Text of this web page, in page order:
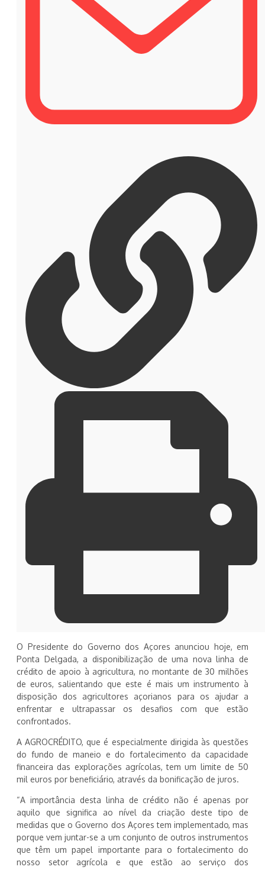
O Presidente do Governo dos Açores anunciou hoje, em
Ponta Delgada, a disponibilização de uma nova linha de
crédito de apoio à agricultura, no montante de 30 milhões
de euros, salientando que este é mais um instrumento à
disposição dos agricultores açorianos para os ajudar a
enfrentar e ultrapassar os desafios com que estão
confrontados.
A AGROCRÉDITO, que é especialmente dirigida às questões
do fundo de maneio e do fortalecimento da capacidade
financeira das explorações agrícolas, tem um limite de 50
mil euros por beneficiário, através da bonificação de juros.
“A importância desta linha de crédito não é apenas por
aquilo que significa ao nível da criação deste tipo de
medidas que o Governo dos Açores tem implementado, mas
porque vem juntar-se a um conjunto de outros instrumentos
que têm um papel importante para o fortalecimento do
nosso setor agrícola e que estão ao serviço dos